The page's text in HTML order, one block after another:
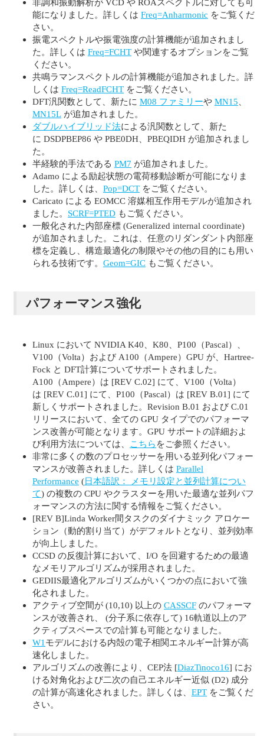
非調和振動解析が VCD や ROAスペクトルに対しても可
能になりました。詳しくは Freq=Anharmonic をご覧くだ
さい。
振電スペクトルや振電強度の計算機能が追加されまし
た。詳しくは Freq=FCHT や関連するオプションをご覧
ください。
共鳴ラマンスペクトルの計算機能が追加されました。詳
しくは Freq=ReadFCHT をご覧ください。
DFT汎関数として、新たに M08 ファミリーや MN15
MN15L が追加されました。
ダブルハイブリッド法による汎関数として、新た
に DSDPBEP86 や PBE0DH、PBEQIDH が追加されまし
た。
半経験的手法である PM7 が追加されました。
Adamo による励起状態の電荷移動診断が可能になりま
した。詳しくは、 Pop=DCT をご覧ください。
Caricato による EOMCC 溶媒相互作用モデルが追加され
ました。 SCRF=PTED もご覧ください。
一般化された内部座標 (Generalized internal coordinate)
が追加されました。これは、任意のリダンダント内部座
標を定義し、構造最適化の制限やその他の目的にも用い
られる技術です。 Geom=GIC もご覧ください。
パフォーマンス強化
Linux において NVIDIA K40、K80、P100（Pascal）、
V100（Volta）および A100（Ampere）GPU が、Hartree-
Fock と DFT計算についてサポートされました。
A100（Ampere）は [REV C.02] にて、V100（Volta）
は [REV C.01] にて、P100（Pascal）は [REV B.01] にて
新しくサポートされました。Revision B.01 および C.01
リリースにおいて、全ての GPU タイプでのパフォーマ
ンス改善が可能となります。GPU サポートの詳細およ
び利用方法については、
こちら をご参照ください。
非常に多くの数のプロセッサーを用いる並列化パフォー
マンスが改善されました。詳しくは Parallel
Performance (日本語訳： メモリ設定と並列計算につい
て) の複数の CPU やクラスターを用いた最適な並列パフ
ォーマンスの方法に関する情報をご覧ください。
[REV B]Linda Worker間タスクのダイナミック アロケー
ション（動的割り当て）がデフォルトとなり、並列効率
が向上しました。
CCSD の反復計算において、I/O を回避するための最適
なメモリアルゴリズムが採用されました。
GEDIIS最適化アルゴリズムがいくつかの点において強
化されました。
アクティブ空間が (10,10) 以上の CASSCF のパフォーマ
ンスが改善され、 (分子系に依存して) 16軌道以上のア
クティブスペースでの計算も可能となりました。
W1 モデルにおける内殻の電子相関エネルギー計算が高
速化しました。
アルゴリズムの改善により、CEP法 [DiazTinoco16] にお
ける対角化および二次の自己エネルギー近似 (D2) 成分
の計算が高速化されました。詳しくは、 EPT をご覧くだ
さい。